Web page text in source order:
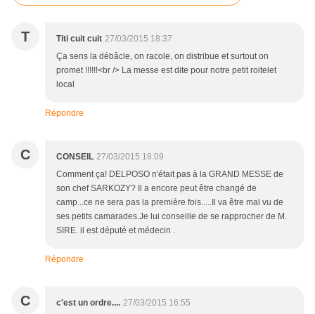
T Titi cuit cuit 27/03/2015 18:37
Ça sens la débâcle, on racole, on distribue et surtout on
promet !!!!!!<br /> La messe est dite pour notre petit roitelet
local
Répondre
C CONSEIL 27/03/2015 18:09
Comment ça! DELPOSO n'était pas à la GRAND MESSE de
son chef SARKOZY? Il a encore peut être changé de
camp...ce ne sera pas la première fois.....Il va être mal vu de
ses petits camarades.Je lui conseille de se rapprocher de M.
SIRE. il est député et médecin .
Répondre
C c'est un ordre.... 27/03/2015 16:55